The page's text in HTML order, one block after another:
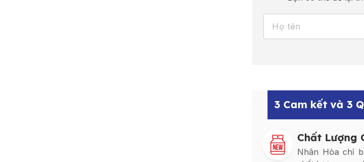
3 Cam kết và 3
Chất Lượng
Nhân Hòa chỉ